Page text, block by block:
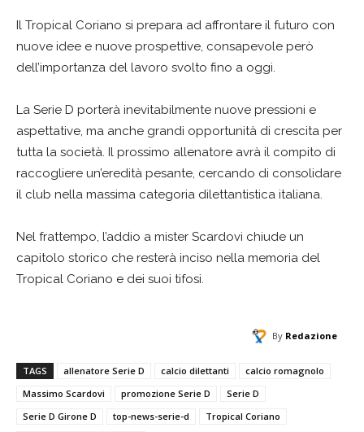
Il Tropical Coriano si prepara ad affrontare il futuro con
nuove idee e nuove prospettive, consapevole però
dell’importanza del lavoro svolto fino a oggi.
La Serie D porterà inevitabilmente nuove pressioni e
aspettative, ma anche grandi opportunità di crescita per
tutta la società. Il prossimo allenatore avrà il compito di
raccogliere un’eredità pesante, cercando di consolidare
il club nella massima categoria dilettantistica italiana.
Nel frattempo, l’addio a mister Scardovi chiude un
capitolo storico che resterà inciso nella memoria del
Tropical Coriano e dei suoi tifosi.
By Redazione
TAGS allenatore Serie D calcio dilettanti
calcio romagnolo
Massimo Scardovi
promozione Serie D
Serie D
Serie D Girone D
top-news-serie-d
Tropical Coriano